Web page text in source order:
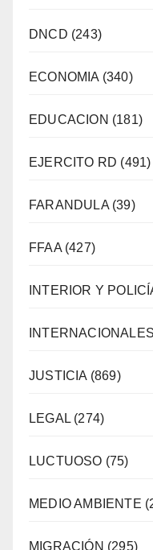
DNCD (243)
ECONOMIA (340)
EDUCACION (181)
EJERCITO RD (491)
FARANDULA(39)
FFAA(427)
INTERIOR Y
INTERNACIONALES
JUSTICIA (869)
LEGAL (274)
LUCTUOSO (75)
MEDIO AMBIENTE
MIGRACIÓN (295)